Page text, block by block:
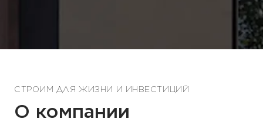
СТРОИМ ДЛЯ ЖИЗНИ И ИНВЕСТИЦИЙ
О компании